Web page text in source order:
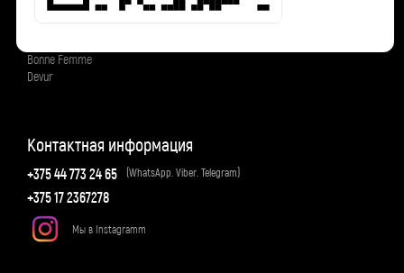
Коллекции
Bonne Femme
Devur
Контактная информация
+375 44 773 24 65 (WhatsApp. Viber. Telegram)
+375 17 2367278
Мы в Instagramm